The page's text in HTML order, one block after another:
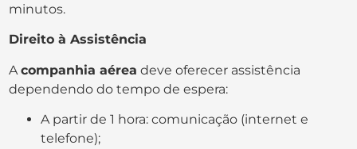
minutos.
Direito à Assistência
Acompanhia aérea deve oferecer assistência
dependendo do tempo de espera:
A partir de 1 hora: comunicação (internet e
telefone);